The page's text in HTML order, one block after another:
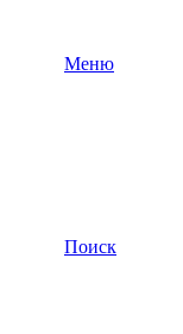
Меню
Поиск